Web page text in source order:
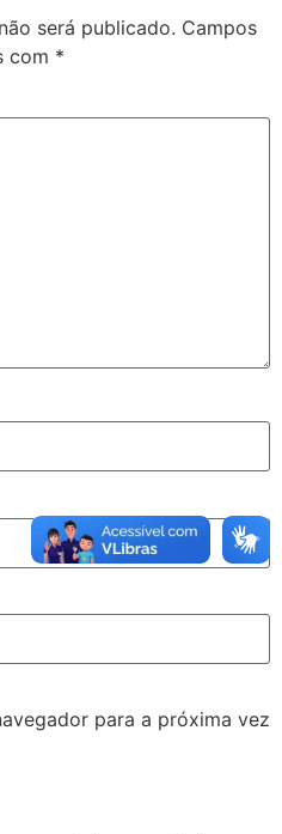
será publicado. Campos
com *
para a próxima vez